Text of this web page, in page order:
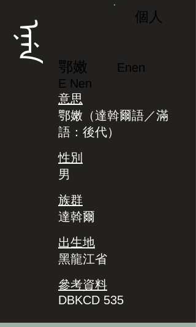
ᡝᠨᡝᠨ
個人
鄂嫩
Enen
E Nen
意思
鄂嫩（達斡爾語／滿
語：後代）
性別
男
族群
達斡爾
出生地
黑龍江省
參考資料
DBKCD 535